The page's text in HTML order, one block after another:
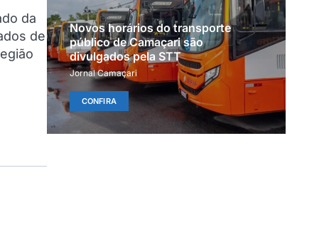
da
de
Novos horários do transporte
público de Camaçari são
divulgados pela STT
Jornal Camaçari
CONFIRA